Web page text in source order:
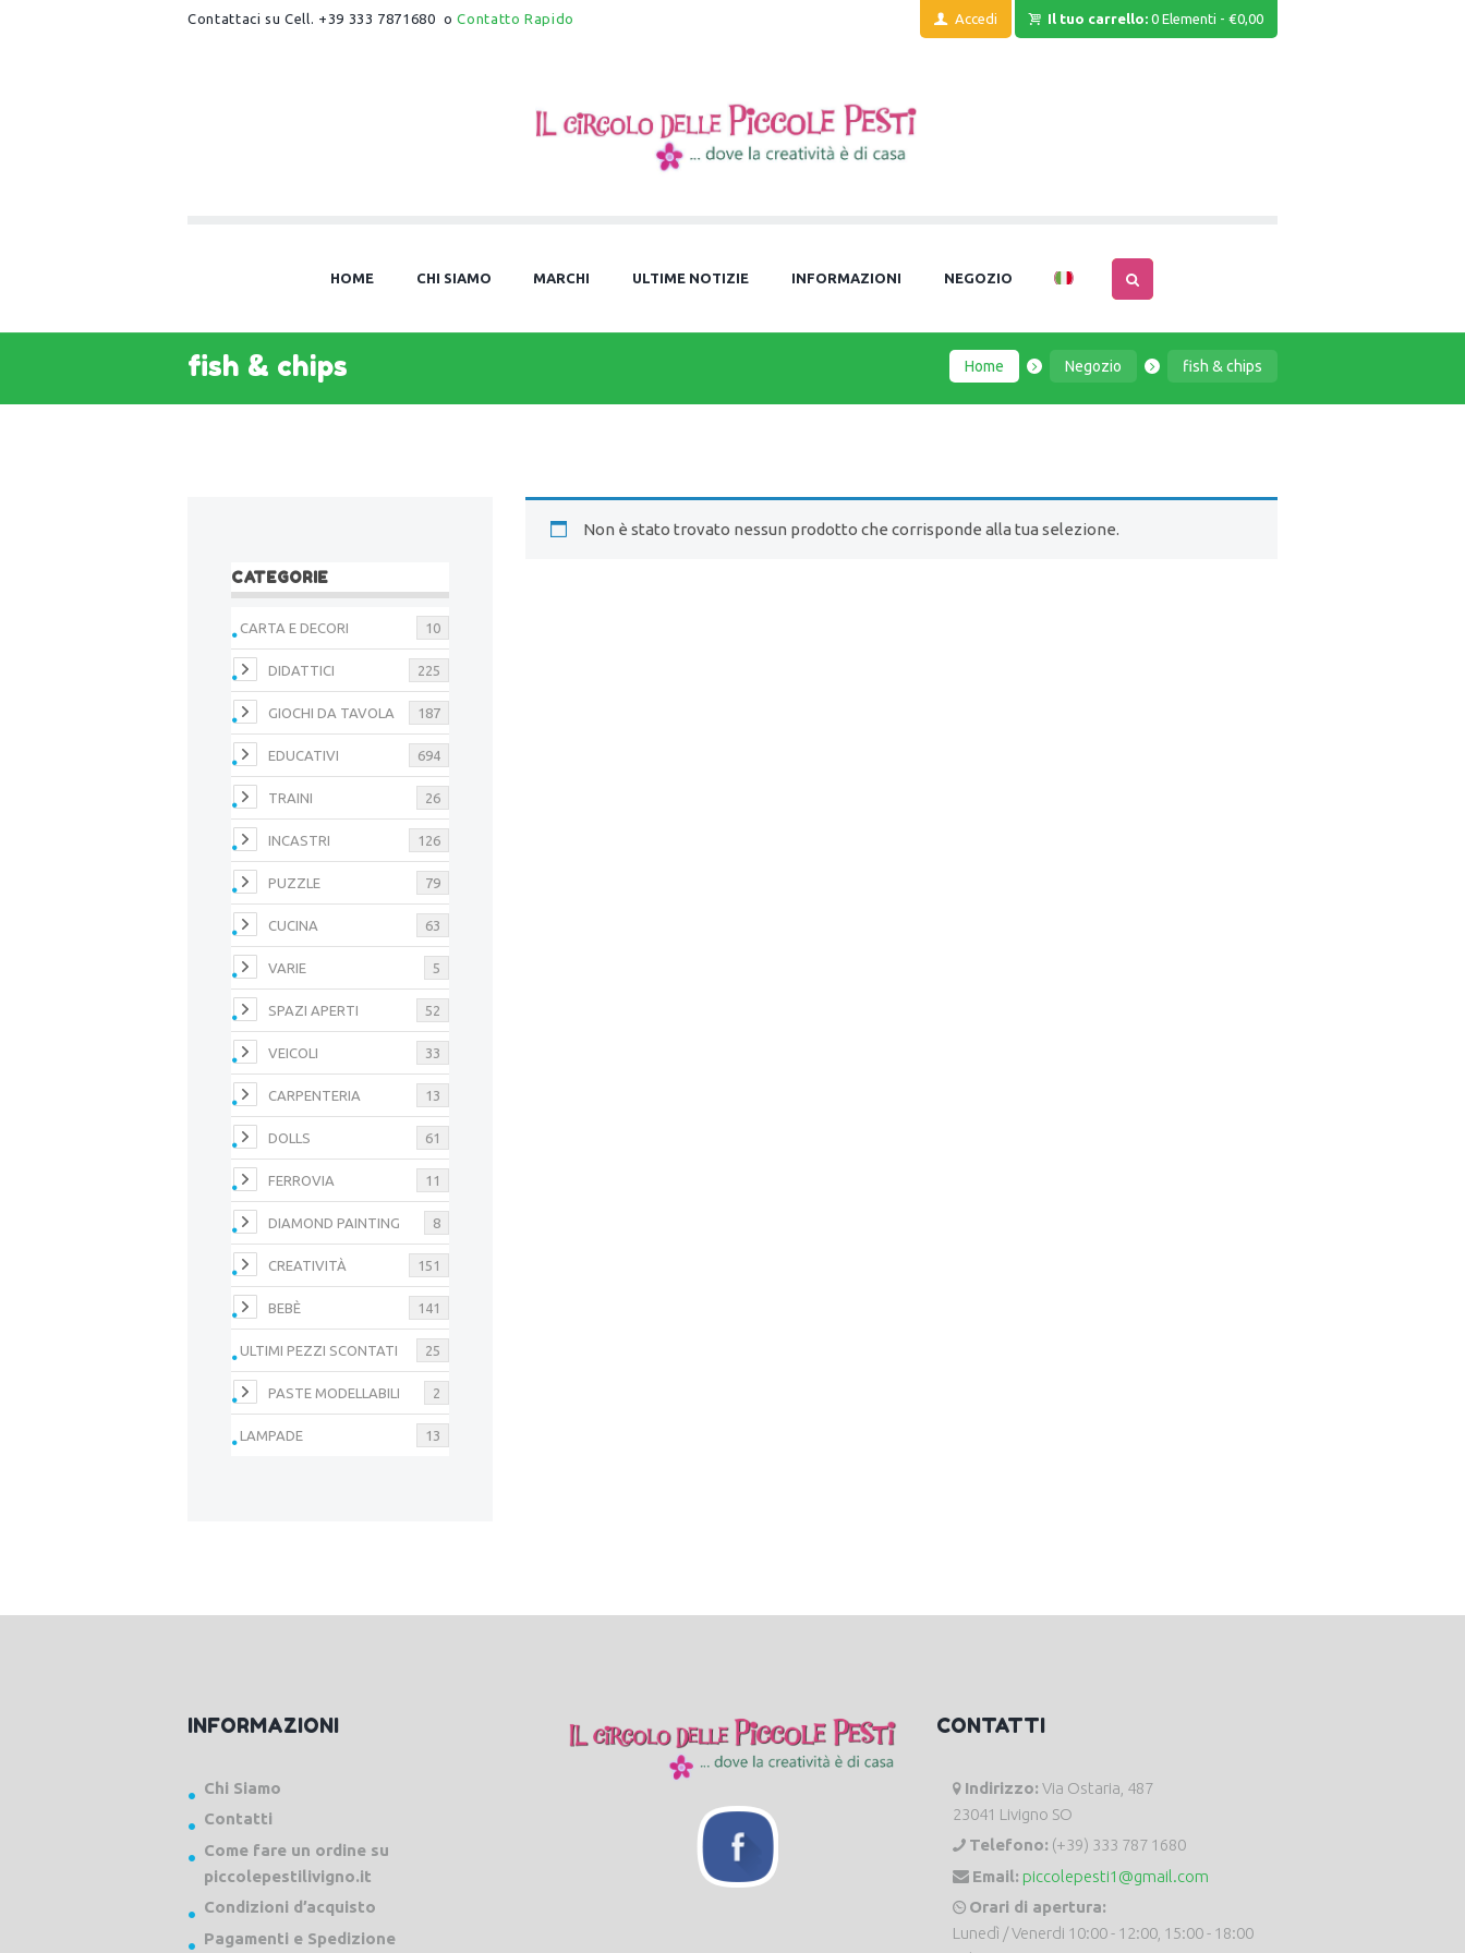
Contattaci su Cell. +39 333 7871680 oContatto Rapido Accedi Il tuo carrello: 0 Elementi -€0,00
HOME CHI SIAMO MARCHI ULTIME NOTIZIE INFORMAZIONI NEGOZIO
fish & chips Home Negozio fish & chips
Non è stato trovato nessun prodotto che corrisponde alla tua selezione.
CATEGORIE
CARTA E DECORI 10
DIDATTICI 225
GIOCHI DA TAVOLA 187
EDUCATIVI 694
TRAINI 26
INCASTRI 126
PUZZLE 79
CUCINA 63
VARIE 5
SPAZI APERTI 52
VEICOLI 33
CARPENTERIA 13
DOLLS 61
FERROVIA 11
DIAMOND PAINTING 8
CREATIVITÀ 151
BEBÈ 141
ULTIMI PEZZI SCONTATI 25
PASTE MODELLABILI 2
LAMPADE 13
INFORMAZIONI
Chi Siamo
Contatti
Come fare un ordine su
piccolepestilivigno.it
Condizioni d’acquisto
Pagamenti e Spedizione
CONTATTI
Indirizzo: Via Ostaria, 487
23041 Livigno SO
Telefono: (+39) 333 787 1680
Email: piccolepesti1@gmail.com
Orari di apertura:
Lunedì / Venerdi 10:00 - 12:00, 15:00 - 18:00